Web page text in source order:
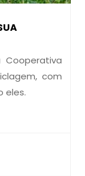
Cooperativa
com
eles.